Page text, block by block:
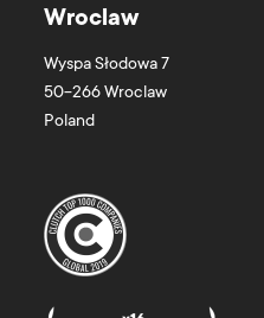
Wroclaw
Wyspa Słodowa 7
50-266Wroclaw
Poland